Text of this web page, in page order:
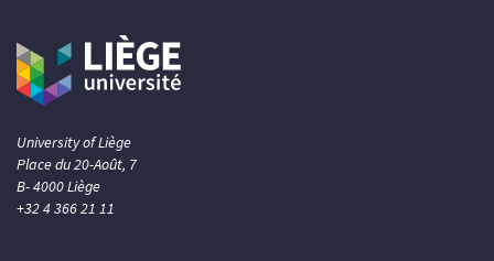
University of Liège
Place du 20-Août, 7
B- 4000 Liège
+32 4 366 21 11